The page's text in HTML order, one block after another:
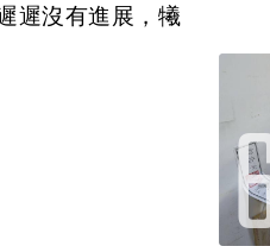
遲沒有進展，犧